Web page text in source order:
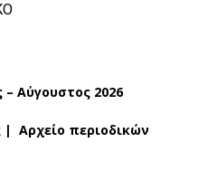
– Αύγουστος 2026
| Αρχείο περιοδικών